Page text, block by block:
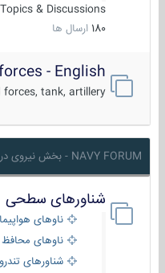
Topics & Discussions
180 ارسال ها
forces - English
forces, tank, artillery ...
NAVY FORUM - بخش نیروی دریایی
شناورهای سطحی
ناوهای هواپیمابر
ناوهای محافظ
شناورهای تندرو